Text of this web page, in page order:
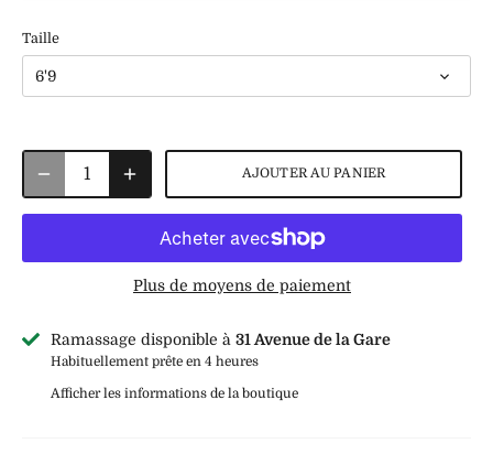
Taille
6'9
AJOUTER AU PANIER
Plus de moyens de paiement
Ramassage disponible à 31 Avenue de la Gare
Habituellement prête en 4 heures
Afficher les informations de la boutique